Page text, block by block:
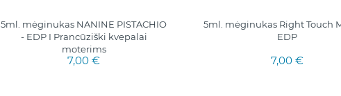
5ml. mėginukas NANINE PISTACHIO
- EDP I Prancūziški kvepalai
moterims
7,00 €
5ml. mėginukas Right Touch
EDP
7,00 €